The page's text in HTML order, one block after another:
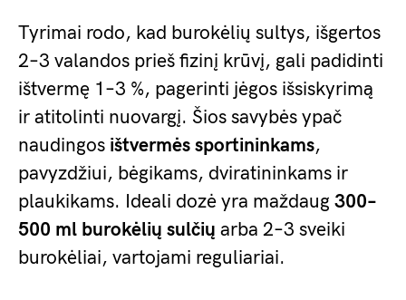
Tyrimai rodo, kad burokėlių sultys, išgertos
2–3 valandos prieš fizinį krūvį, gali padidinti
ištvermę 1–3 %, pagerinti jėgos išsiskyrimą
ir atitolinti nuovargį. Šios savybės ypač
naudingos ištvermės sportininkams,
pavyzdžiui, bėgikams, dviratininkams ir
plaukikams. Ideali dozė yra maždaug 300–
500 ml burokėlių sulčių arba 2–3 sveiki
burokėliai, vartojami reguliariai.